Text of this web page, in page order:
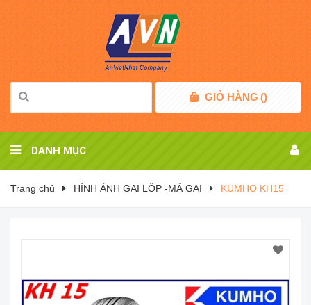
GIỎ HÀNG ()
DANH MỤC
Trang chủ HÌNH ẢNH GAI LỐP -MÃ GAI KUMHO KH15